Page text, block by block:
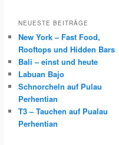
NEUESTE BEITRÄGE
New York – Fast Food,
Rooftops und Hidden Bars
Bali – einst und heute
Labuan Bajo
Schnorcheln auf Pulau
Perhentian
T3 – Tauchen auf Pualau
Perhentian